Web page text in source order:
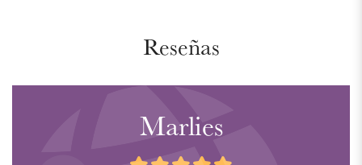
Reseñas
Marlies